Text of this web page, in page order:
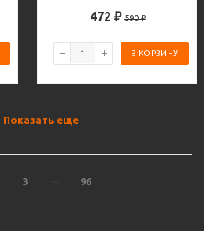
472 ₽ 590₽
В КОРЗИНУ
Показать еще
3 96